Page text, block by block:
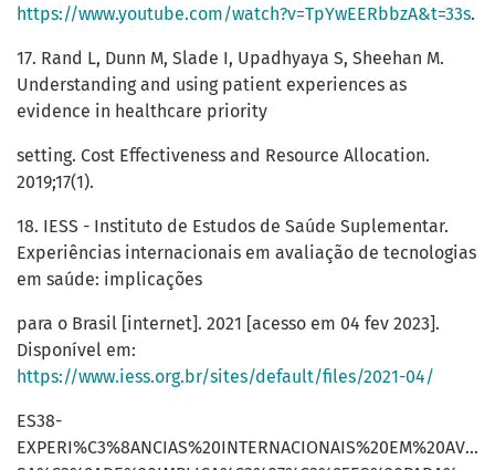
https://www.youtube.com/watch?v=TpYwEERbbzA&t=33s.
17. Rand L, Dunn M, Slade I, Upadhyaya S, Sheehan M.
Understanding and using patient experiences as
evidence in healthcare priority
setting. Cost Effectiveness and Resource Allocation.
2019;17(1).
18. IESS - Instituto de Estudos de Saúde Suplementar.
Experiências internacionais em avaliação de tecnologias
em saúde: implicações
para o Brasil [internet]. 2021 [acesso em 04 fev 2023].
Disponível em:
https://www.iess.org.br/sites/default/files/2021-04/
ES38-